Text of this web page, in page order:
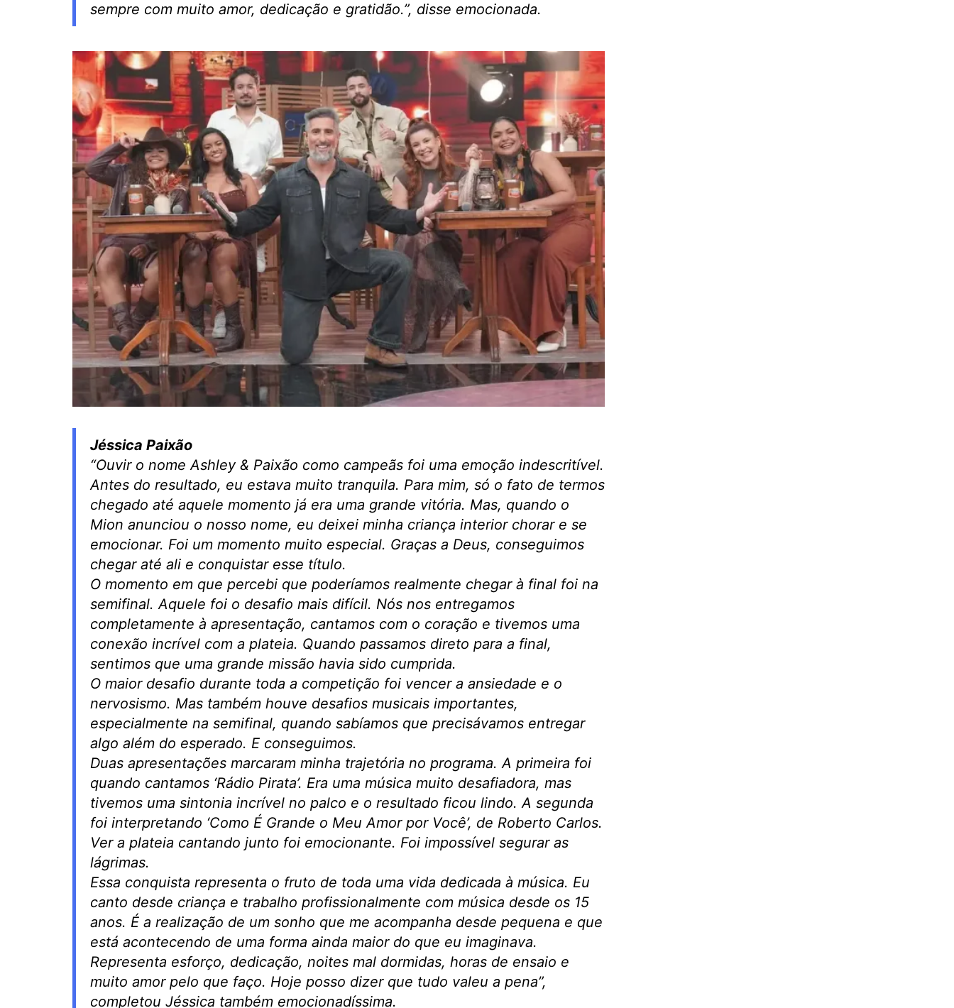
sempre com muito amor, dedicação e gratidão.”, disse emocionada.
Jéssica Paixão
“Ouvir o nome Ashley & Paixão como campeãs foi uma emoção indescritível.
Antes do resultado, eu estava muito tranquila. Para mim, só o fato de termos
chegado até aquele momento já era uma grande vitória. Mas, quando o
Mion anunciou o nosso nome, eu deixei minha criança interior chorar e se
emocionar. Foi um momento muito especial. Graças a Deus, conseguimos
chegar até ali e conquistar esse título.
O momento em que percebi que poderíamos realmente chegar à final foi na
semifinal. Aquele foi o desafio mais difícil. Nós nos entregamos
completamente à apresentação, cantamos com o coração e tivemos uma
conexão incrível com a plateia. Quando passamos direto para a final,
sentimos que uma grande missão havia sido cumprida.
O maior desafio durante toda a competição foi vencer a ansiedade e o
nervosismo. Mas também houve desafios musicais importantes,
especialmente na semifinal, quando sabíamos que precisávamos entregar
algo além do esperado. E conseguimos.
Duas apresentações marcaram minha trajetória no programa. A primeira foi
quando cantamos ‘Rádio Pirata’. Era uma música muito desafiadora, mas
tivemos uma sintonia incrível no palco e o resultado ficou lindo. A segunda
foi interpretando ‘Como É Grande o Meu Amor por Você’, de Roberto Carlos.
Ver a plateia cantando junto foi emocionante. Foi impossível segurar as
lágrimas.
Essa conquista representa o fruto de toda uma vida dedicada à música. Eu
canto desde criança e trabalho profissionalmente com música desde os 15
anos. É a realização de um sonho que me acompanha desde pequena e que
está acontecendo de uma forma ainda maior do que eu imaginava.
Representa esforço, dedicação, noites mal dormidas, horas de ensaio e
muito amor pelo que faço. Hoje posso dizer que tudo valeu a pena”,
completou Jéssica também emocionadíssima.